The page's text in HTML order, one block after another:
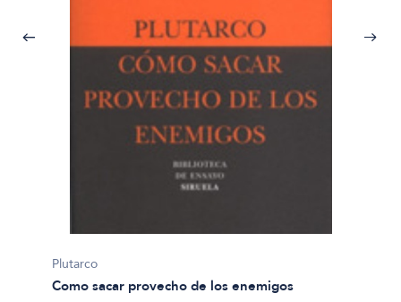
Plutarco
Como sacar provecho de los enemigos